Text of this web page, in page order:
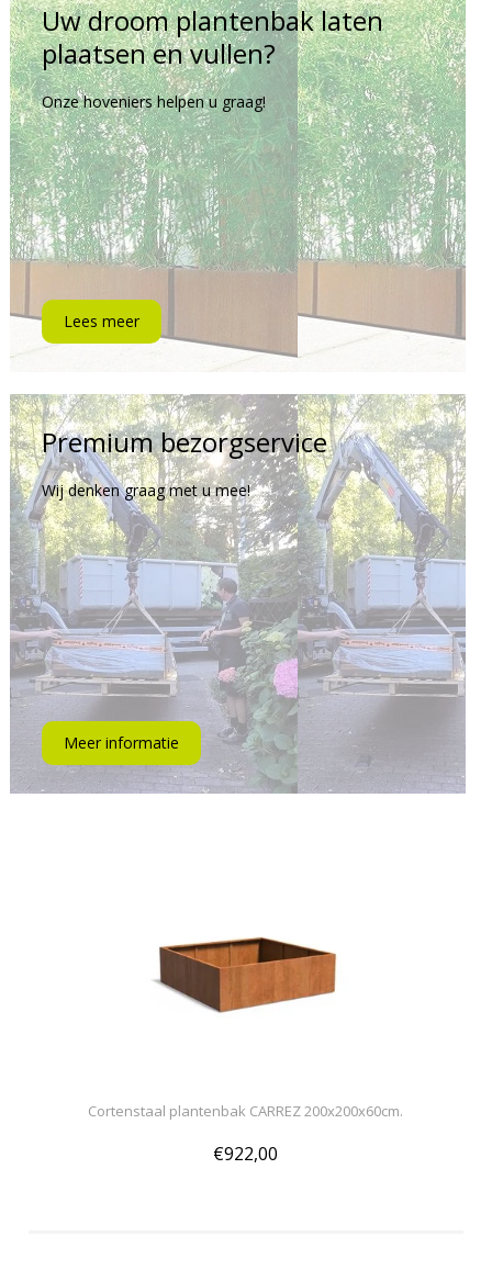
Uw droom plantenbak laten
plaatsen en vullen?
Onze hoveniers helpen u graag!
Lees meer
Premium bezorgservice
Wij denken graag met u mee!
Meer informatie
Cortenstaal plantenbak CARREZ 200x200x60cm.
€922,00